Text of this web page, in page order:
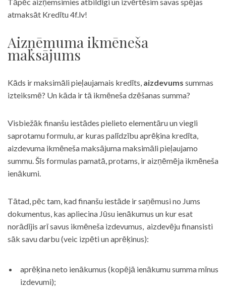
atmaksāt Kredītu 4f.lv!
Aizņēmuma ikmēneša
maksājums
Kāds ir maksimāli pieļaujamais kredīts, aizdevums summas
izteiksmē? Un kāda ir tā ikmēneša dzēšanas summa?
Visbiežāk finanšu iestādes pielieto elementāru un viegli
saprotamu formulu, ar kuras palīdzību aprēķina kredīta,
aizdevuma ikmēneša maksājuma maksimāli pieļaujamo
summu. Šīs formulas pamatā, protams, ir aizņēmēja ikmēneša
ienākumi.
Tātad, pēc tam, kad finanšu iestāde ir saņēmusi no Jums
dokumentus, kas apliecina Jūsu ienākumus un kur esat
norādījis arī savus ikmēneša izdevumus, aizdevēju finansisti
sāk savu darbu (veic izpēti un aprēķinus):
aprēķina neto ienākumus (kopējā ienākumu summa mīnus
izdevumi);